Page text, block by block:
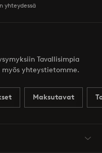
yhteydessä
Tavallisimpia
yhteystietomme.
Maksutavat